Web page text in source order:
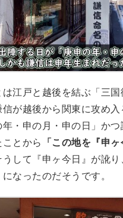
江戸と越後を結ぶ「三国
が越後から関東に攻め入
年・申の月・申の日」か
ことから
「この地を『申
うして『申ヶ今日』が訛
になったのだそうです。